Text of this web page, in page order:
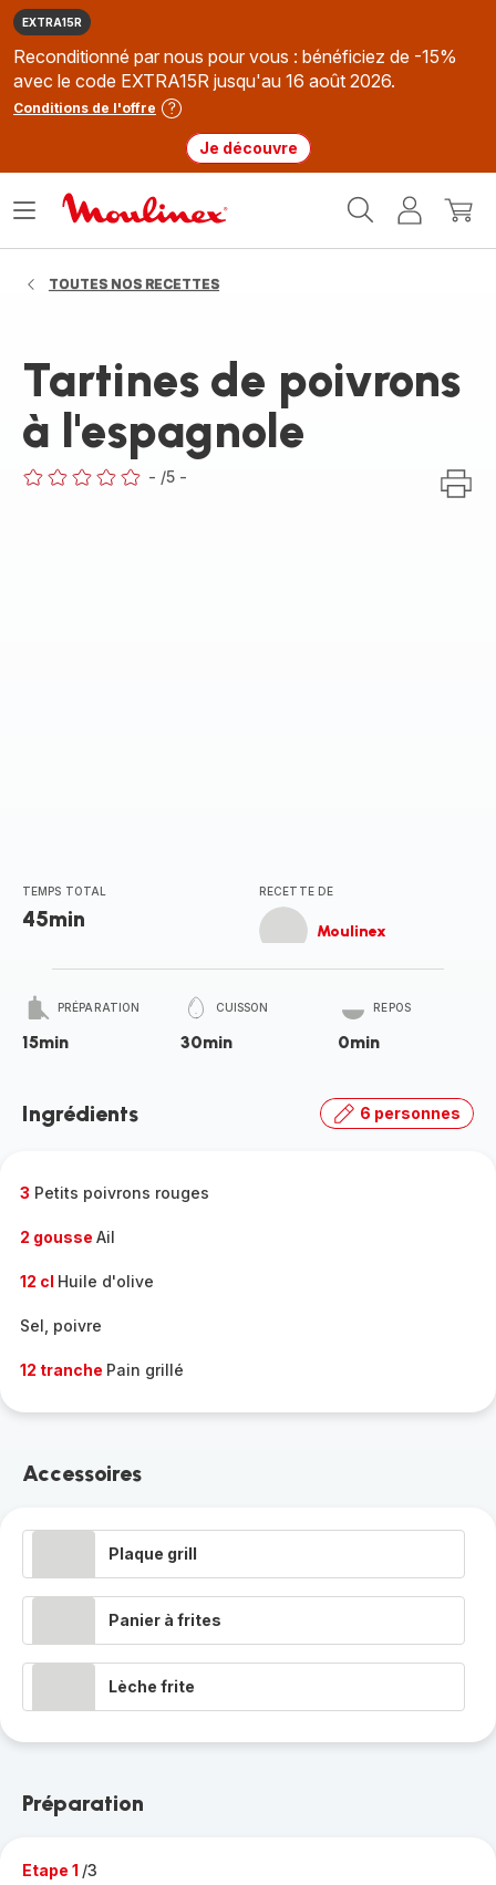
EXTRA15R
Reconditionné par nous pour vous : bénéficiez de -15%
avec le code EXTRA15R jusqu'au 16 août 2026.
Conditions de l'offre
Je découvre
MonMon
Ouvrir
TOUTES NOS RECETTES
Tartines de poivrons
à l'espagnole
- /5 -
TEMPS TOTAL
45min
RECETTE DE
Moulinex
PRÉPARATION
15min
CUISSON
30min
REPOS
0min
Ingrédients 6 personnes
3 Petits poivrons rouges
2 gousse Ail
12 cl Huile d'olive
Sel, poivre
12 tranche Pain grillé
Accessoires
Plaque grill
Panier à frites
Lèche frite
Préparation
Etape 1 /3